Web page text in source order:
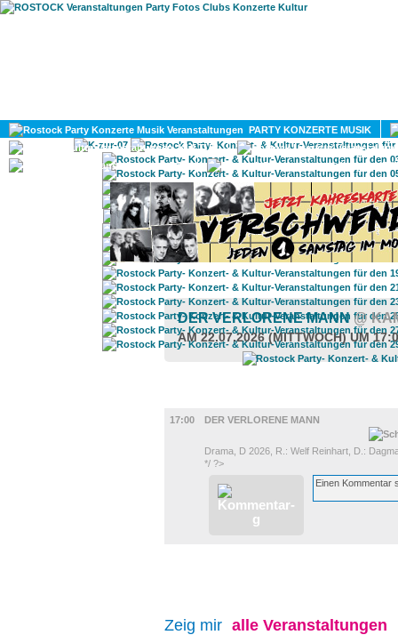
PARTY KONZERTE MUSIK
KULTUR
GAY
DER VERLORENE MANN @
AM 22.07.2026 (MITTWOCH) UM
17:00
DER VERLORENE MANN
Drama, D 2026, R.: Welf Reinhart, D.:
*/ ?>
Zeig mir alle Veranstaltungen